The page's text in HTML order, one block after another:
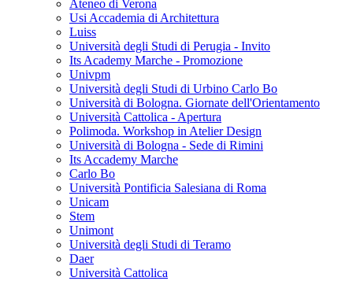
Ateneo di Verona
Usi Accademia di Architettura
Luiss
Università degli Studi di Perugia - Invito
Its Academy Marche - Promozione
Univpm
Università degli Studi di Urbino Carlo Bo
Università di Bologna. Giornate dell'Orientamento
Università Cattolica - Apertura
Polimoda. Workshop in Atelier Design
Università di Bologna - Sede di Rimini
Its Accademy Marche
Carlo Bo
Università Pontificia Salesiana di Roma
Unicam
Stem
Unimont
Università degli Studi di Teramo
Daer
Università Cattolica